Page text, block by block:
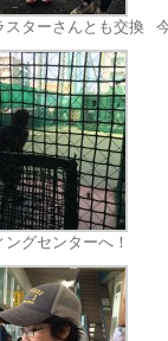
スターさんとも交換
ングセンターへ！